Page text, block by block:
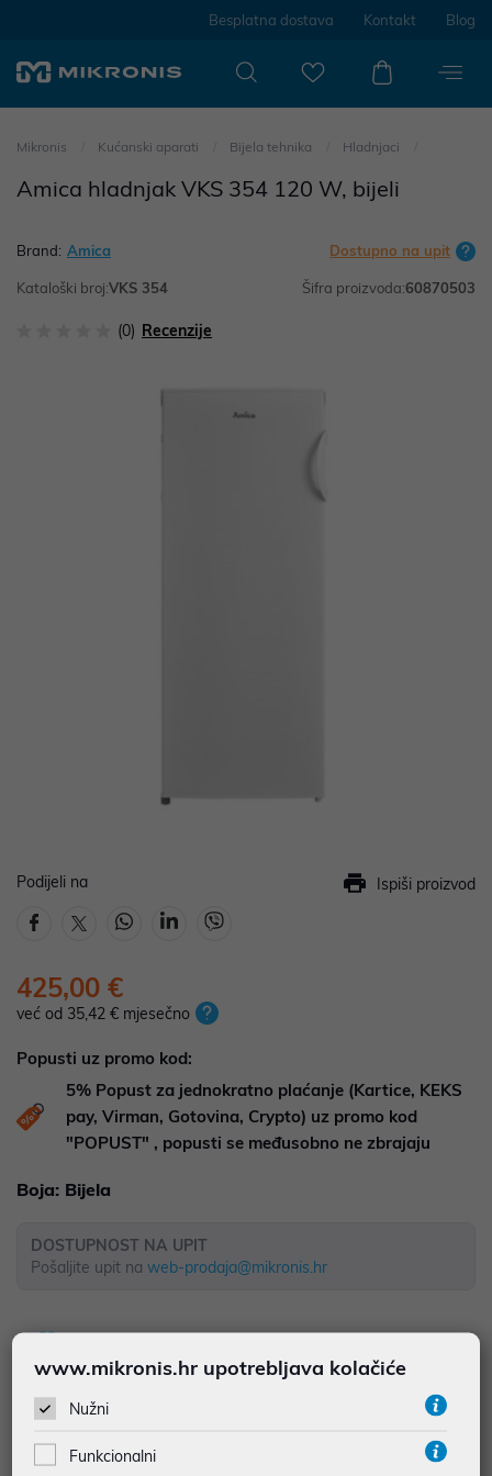
Besplatna dostava Kontakt Blog
Mikronis Kućanski aparati Bijela tehnika Hladnjaci
Amica hladnjak VKS 354 120 W, bijeli
Brand: Amica Dostupno na upit
Kataloški broj:VKS 354 Šifra proizvoda:60870503
(0) Recenzije
Podijeli na Ispiši proizvod
425,00 €
već od 35,42 € mjesečno
Popusti uz promo kod:
5% Popust za jednokratno plaćanje (Kartice, KEKS
pay, Virman, Gotovina, Crypto) uz promo kod
"POPUST" , popusti se međusobno ne zbrajaju
Boja: Bijela
DOSTUPNOST NA UPIT
Pošaljite upit na web-prodaja@mikronis.hr
najam za pravne osobe od 12 do 36 mj. već od
www.mikronis.hr upotrebljava kolačiće
Nužni
Funkcionalni